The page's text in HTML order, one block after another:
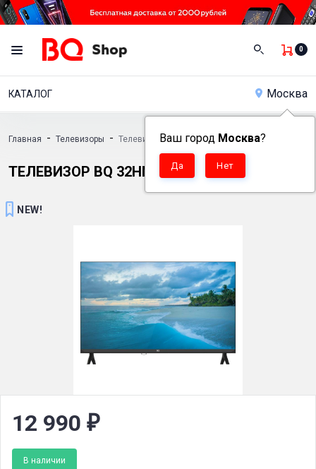
0
КАТАЛОГ Москва
Ваш город Москва?
Главная - Телевизоры - Телевизор BQ 32HNF01B
ТЕЛЕВИЗОР BQ 32HNF01B
NEW!
12 990 ₽
В наличии